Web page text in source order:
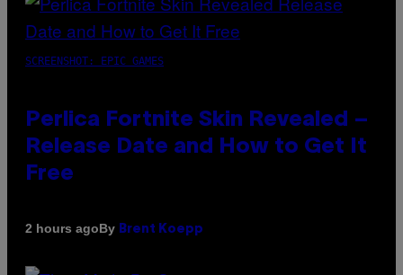
SCREENSHOT: EPIC GAMES
Perlica Fortnite Skin Revealed –
Release Date and How to Get It
Free
2 hours agoBy Brent Koepp